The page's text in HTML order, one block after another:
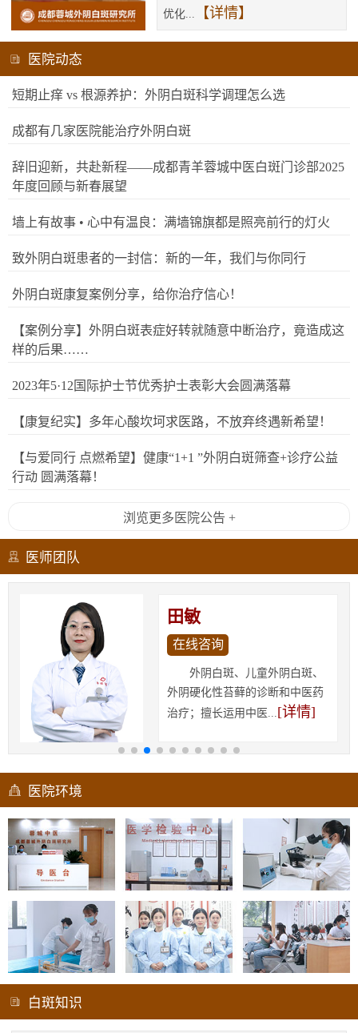
优化...
【详情】
医院动态
短期止痒 vs 根源养护：外阴白斑科学调理怎么选
成都有几家医院能治疗外阴白斑
辞旧迎新，共赴新程——成都青羊蓉城中医白斑门诊部2025
年度回顾与新春展望
墙上有故事 • 心中有温良：满墙锦旗都是照亮前行的灯火
致外阴白斑患者的一封信：新的一年，我们与你同行
外阴白斑康复案例分享，给你治疗信心！
【案例分享】外阴白斑表症好转就随意中断治疗，竟造成这
样的后果……
2023年5·12国际护士节优秀护士表彰大会圆满落幕
【康复纪实】多年心酸坎坷求医路，不放弃终遇新希望！
【与爱同行 点燃希望】健康“1+1 ”外阴白斑筛查+诊疗公益
行动 圆满落幕！
浏览更多医院公告 +
医师团队
田敏
在线咨询
外阴白斑、儿童外阴白斑、
外阴硬化性苔藓的诊断和中医药
治疗；擅长运用中医...[详情]
医院环境
白斑知识